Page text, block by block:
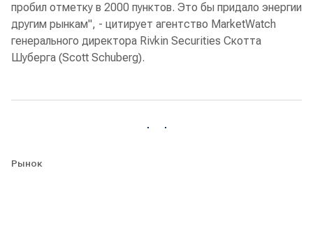
пробил отметку в 2000 пунктов. Это бы придало энергии
другим рынкам", - цитирует агентство MarketWatch
генерального директора Rivkin Securities Скотта
Шуберга (Scott Schuberg).
Рынок